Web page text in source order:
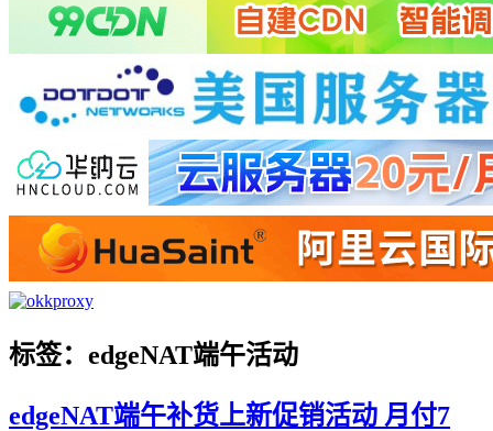
标签：edgeNAT端午活动
edgeNAT端午补货上新促销活动 月付7